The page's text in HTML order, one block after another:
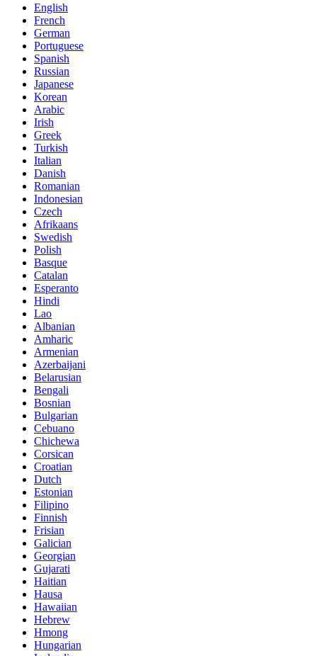
English
French
German
Portuguese
Spanish
Russian
Japanese
Korean
Arabic
Irish
Greek
Turkish
Italian
Danish
Romanian
Indonesian
Czech
Afrikaans
Swedish
Polish
Basque
Catalan
Esperanto
Hindi
Lao
Albanian
Amharic
Armenian
Azerbaijani
Belarusian
Bengali
Bosnian
Bulgarian
Cebuano
Chichewa
Corsican
Croatian
Dutch
Estonian
Filipino
Finnish
Frisian
Galician
Georgian
Gujarati
Haitian
Hausa
Hawaiian
Hebrew
Hmong
Hungarian